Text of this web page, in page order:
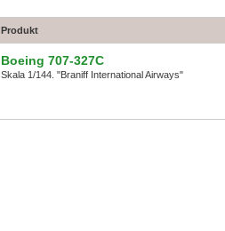
Produkt
Boeing 707-327C
Skala 1/144. "Braniff International Airways"